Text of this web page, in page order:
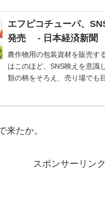
エフピコチューパ、
発売 - 日本経済新聞
農作物用の包装資材を販売す
はこのほど、SNS映えを意識
類の柄をそろえ、売り場でも
来たか。
スポンサーリンク